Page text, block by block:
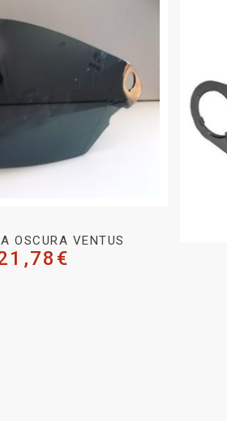
OSCURA VENTUS
€